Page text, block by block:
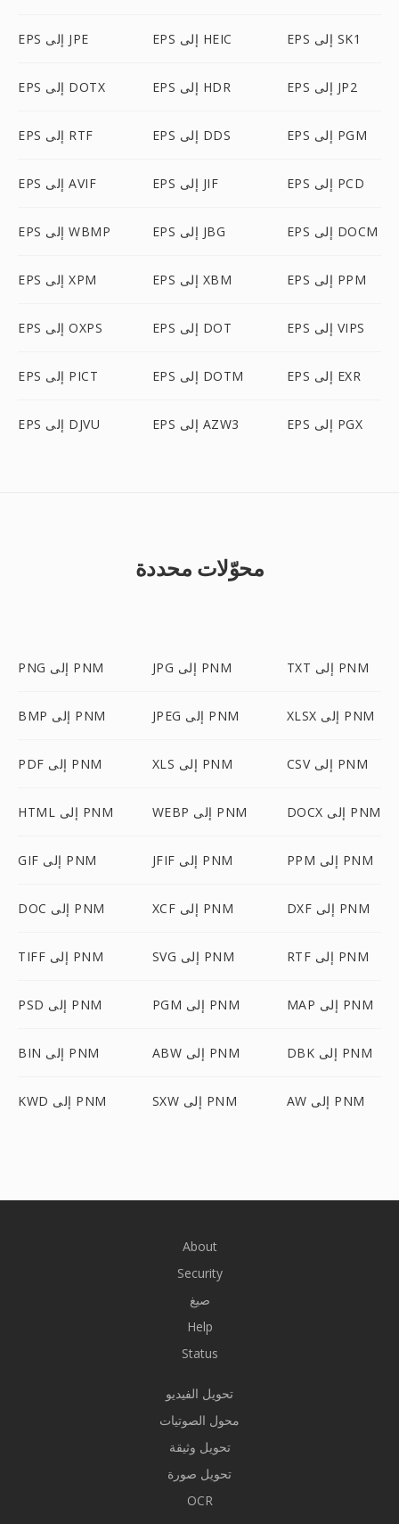
EPS إلى JPE EPS إلى HEIC EPS إلى SK1
EPS إلى DOTX EPS إلى HDR EPS إلى JP2
EPS إلى RTF EPS إلى DDS EPS إلى PGM
EPS إلى AVIF EPS إلى JIF EPS إلى PCD
EPS إلى WBMP EPS إلى JBG EPS إلى DOCM
EPS إلى XPM EPS إلى XBM EPS إلى PPM
EPS إلى OXPS EPS إلى DOT EPS إلى VIPS
EPS إلى PICT EPS إلى DOTM EPS إلى EXR
EPS إلى DJVU EPS إلى AZW3 EPS إلى PGX
محوّلات محددة
PNG إلى PNM JPG إلى PNM TXT إلى PNM
BMP إلى PNM JPEG إلى PNM XLSX إلى PNM
PDF إلى PNM XLS إلى PNM CSV إلى PNM
HTML إلى PNM WEBP إلى PNM DOCX إلى PNM
GIF إلى PNM JFIF إلى PNM PPM إلى PNM
DOC إلى PNM XCF إلى PNM DXF إلى PNM
TIFF إلى PNM SVG إلى PNM RTF إلى PNM
PSD إلى PNM PGM إلى PNM MAP إلى PNM
BIN إلى PNM ABW إلى PNM DBK إلى PNM
KWD إلى PNM SXW إلى PNM AW إلى PNM
About
Security
صيغ
Help
Status
تحويل الفيديو
محول الصوتيات
تحويل وثيقة
تحويل صورة
OCR